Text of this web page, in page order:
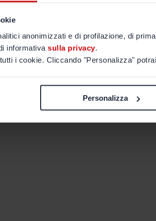
anonimizzati e di profilazione, di
informativa sulla privacy.
i cookie. Cliccando "Personalizza"
Personalizza